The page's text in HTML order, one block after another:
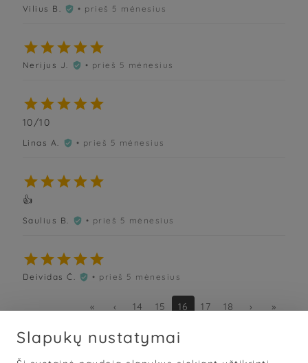
Vilius B.  • prieš 5 mėnesius

Nerijus J.  • prieš 5 mėnesius

10/10
Linas A.  • prieš 5 mėnesius

👍
Saulius B.  • prieš 5 mėnesius

Deividas Č.  • prieš 5 mėnesius
« ‹ 14 15 16 17 18 › »
Slapukų nustatymai